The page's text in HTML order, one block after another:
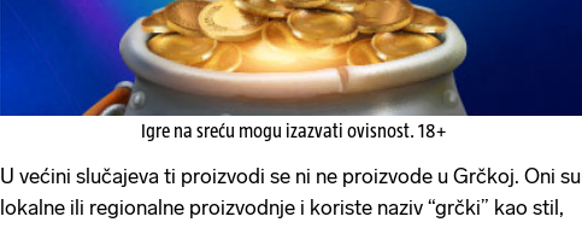
Igre na sreću mogu izazvati ovisnost. 18+
U većini slučajeva ti proizvodi se ni ne proizvode u Grčkoj. Oni su
lokalne ili regionalne proizvodnje i koriste naziv “grčki” kao stil,